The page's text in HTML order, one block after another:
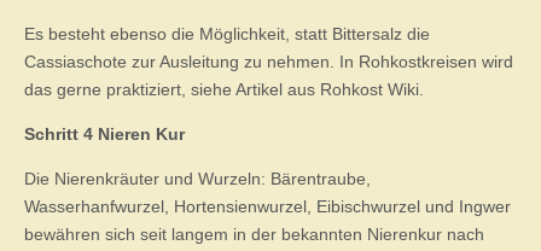
Es besteht ebenso die Möglichkeit, statt Bittersalz die
Cassiaschote zur Ausleitung zu nehmen. In Rohkostkreisen wird
das gerne praktiziert, siehe Artikel aus Rohkost Wiki.
Schritt 4 Nieren Kur
Die Nierenkräuter und Wurzeln: Bärentraube,
Wasserhanfwurzel, Hortensienwurzel, Eibischwurzel und Ingwer
bewähren sich seit langem in der bekannten Nierenkur nach